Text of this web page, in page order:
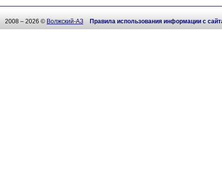
2008 – 2026 © Волжский-АЗ Правила использования информации с